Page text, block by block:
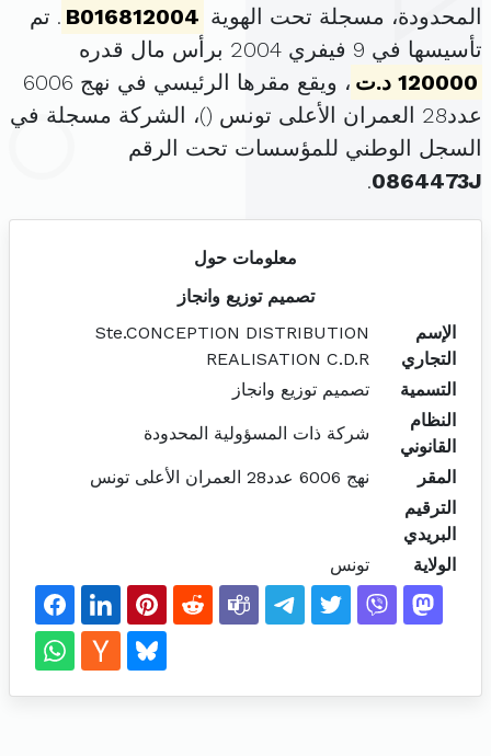
المحدودة، مسجلة تحت الهوية B016812004 . تم
تأسيسها في 9 فيفري 2004 برأس مال قدره
120000 د.ت
، ويقع مقرها الرئيسي في نهج 6006
عدد28 العمران الأعلى تونس (
)، الشركة مسجلة في
السجل الوطني للمؤسسات تحت الرقم
0864473J
.
معلومات حول
تصميم توزيع وانجاز
الإسم
التجاري
Ste.CONCEPTION DISTRIBUTION
REALISATION C.D.R
التسمية
تصميم توزيع وانجاز
النظام
القانوني
شركة ذات المسؤولية المحدودة
المقر
نهج 6006 عدد28 العمران الأعلى تونس
الترقيم
البريدي
الولاية
تونس